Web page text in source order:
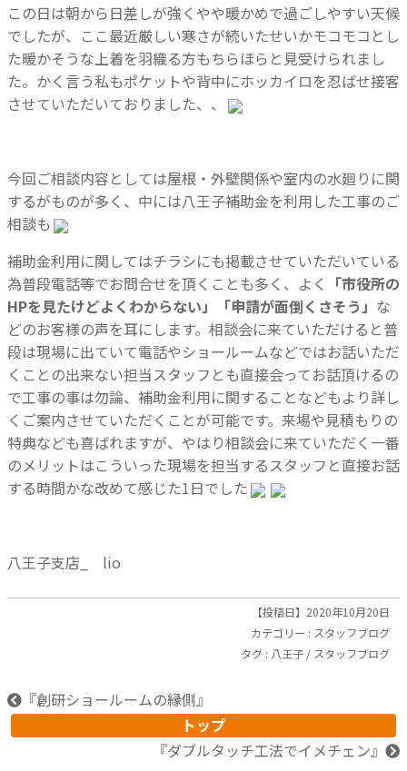
この日は朝から日差しが強くやや暖かめで過ごしやすい天候
でしたが、ここ最近厳しい寒さが続いたせいかモコモコとし
た暖かそうな上着を羽織る方もちらほらと見受けられまし
た。かく言う私もポケットや背中にホッカイロを忍ばせ接客
させていただいておりました、、
今回ご相談内容としては屋根・外壁関係や室内の水廻りに関
するがものが多く、中には八王子補助金を利用した工事のご
相談も
補助金利用に関してはチラシにも掲載させていただいている
為普段電話等でお問合せを頂くことも多く、よく 「市役所の
HPを見たけどよくわからない」「申請が面倒くさそう」 な
どのお客様の声を耳にします。相談会に来ていただけると普
段は現場に出ていて電話やショールームなどではお話いただ
くことの出来ない担当スタッフとも直接会ってお話頂けるの
で工事の事は勿論、補助金利用に関することなどもより詳し
くご案内させていただくことが可能です。来場や見積もりの
特典なども喜ばれますが、やはり相談会に来ていただく一番
のメリットはこういった現場を担当するスタッフと直接お話
する時間かな改めて感じた1日でした
八王子支店_ lio
【投稿日】2020年10月20日
カテゴリー : スタッフブログ
タグ : 八王子 / スタッフブログ
『創研ショールームの縁側』
トップ
『ダブルタッチ工法でイメチェン』